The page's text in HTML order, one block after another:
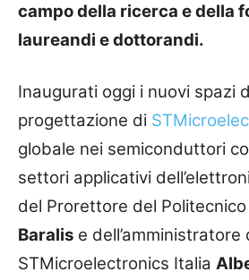
campo della ricerca e della
laureandi e dottorandi.
Inaugurati oggi i nuovi spazi
progettazione di
globale nei semiconduttori
settori applicativi
del Prorettore del Politecnico
Baralis e
STMicroelectronics Italia